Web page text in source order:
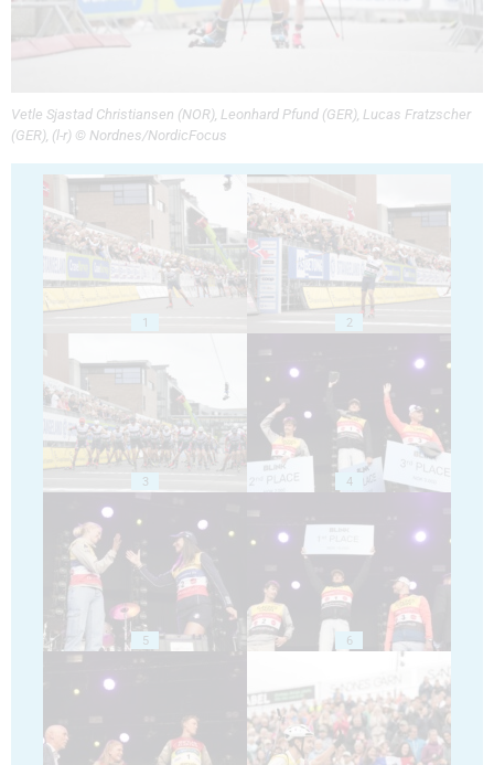
Vetle Sjastad Christiansen (NOR), Leonhard Pfund (GER), Lucas Fratzscher
(GER), (l-r) © Nordnes/NordicFocus
1 2
3 4
5 6